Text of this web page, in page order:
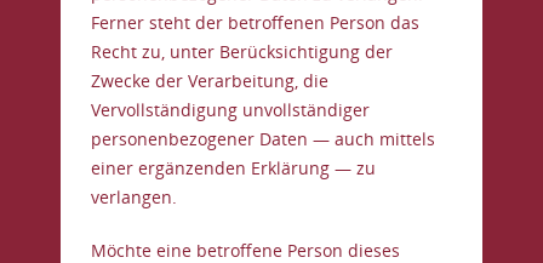
Ferner steht der betroffenen Person das
Recht zu, unter Berücksichtigung der
Zwecke der Verarbeitung, die
Vervollständigung unvollständiger
personenbezogener Daten — auch mittels
einer ergänzenden Erklärung — zu
verlangen.
Möchte eine betroffene Person dieses